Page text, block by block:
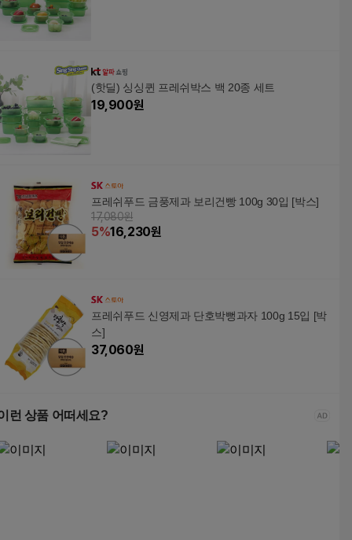
(핫딜) 싱싱퀸 프레쉬박스 백 20종 세트
19,900원
프레쉬푸드 금풍제과 보리건빵 100g 30입 [박스]
17,080원
5%16,230원
프레쉬푸드 신영제과 단호박뻥과자 100g 15입 [박
스]
37,060원
런 상품 어떠세요?